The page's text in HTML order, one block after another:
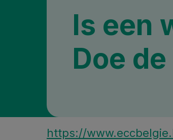
Is een
Doe
https://